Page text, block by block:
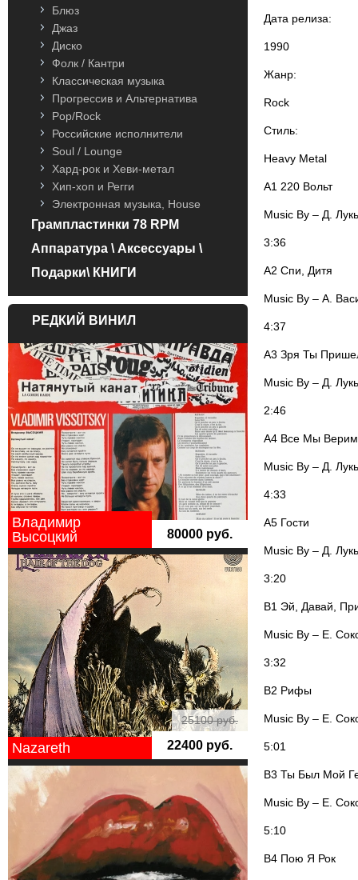
Блюз
Джаз
Диско
Фолк / Кантри
Классическая музыка
Прогрессив и Альтернатива
Pop/Rock
Российские исполнители
Soul / Lounge
Хард-рок и Хеви-метал
Хип-хоп и Регги
Электронная музыка, House
Грампластинки 78 RPM
Аппаратура \ Аксессуары \
Подарки\ КНИГИ
РЕДКИЙ ВИНИЛ
Владимир
Высоцкий
80000 руб.
25100 руб.
Nazareth 22400 руб.
Дата релиза:
1990
Жанр:
Rock
Стиль:
Heavy Metal
A1 220 Вольт
Music By – Д.
3:36
A2 Спи, Дитя
Music By – А.
4:37
A3 Зря Ты
Music By – Д.
2:46
A4 Все Мы Верим
Music By – Д.
4:33
A5 Гости
Music By – Д.
3:20
B1 Эй, Давай,
Music By – Е.
3:32
B2 Рифы
Music By – Е.
5:01
B3 Ты Был Мой
Music By – Е.
5:10
B4 Пою Я Рок